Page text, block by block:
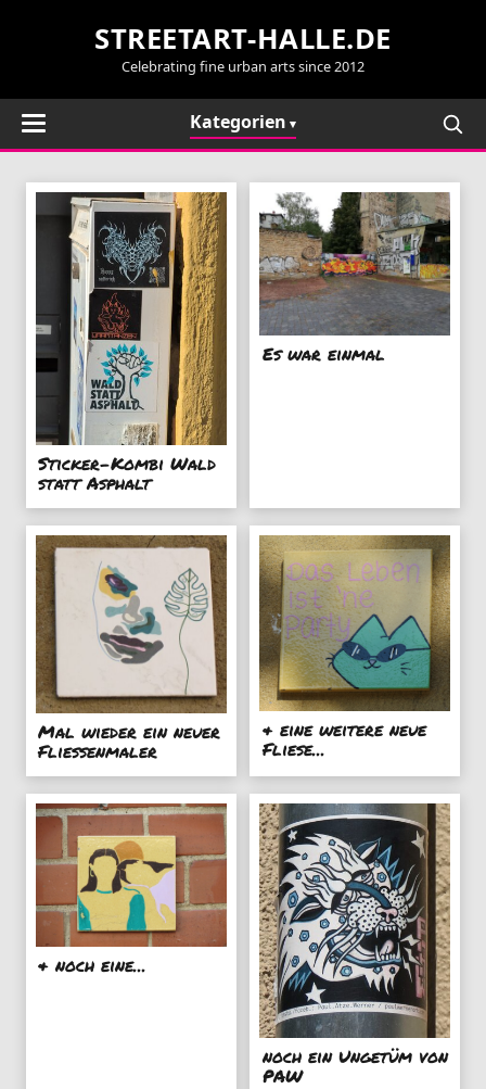
STREETART-HALLE.DE
Celebrating fine urban arts since 2012
Kategorien
Sticker-Kombi Wald
statt Asphalt
Es war einmal
Mal wieder ein neuer
Fliessenmaler
& eine weitere neue
Fliese...
& noch eine...
noch ein Ungetüm von
PAW